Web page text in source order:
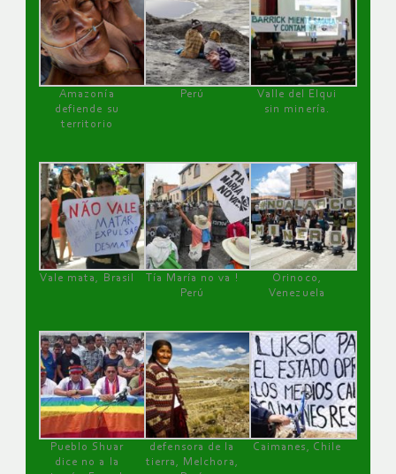
Amazonía
defiende su
territorio
Perú
Valle del Elqui
sin minería.
Vale mata, Brasil
Tía María no va !
Perú
Orinoco,
Venezuela
Pueblo Shuar
dice no a la
defensora de la
tierra, Melchora,
Caimanes, Chile